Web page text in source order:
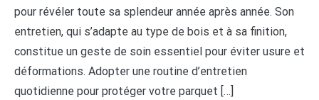
pour révéler toute sa splendeur année après année. Son
entretien, qui s’adapte au type de bois et à sa finition,
constitue un geste de soin essentiel pour éviter usure et
déformations. Adopter une routine d’entretien
quotidienne pour protéger votre parquet […]